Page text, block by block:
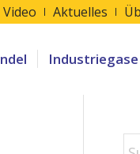
Video Aktuelles
Industriegase